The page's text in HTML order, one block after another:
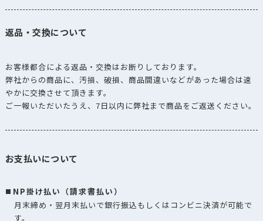
返品・交換について
お客様都合による返品・交換はお断りしております。
弊社からの商品に、汚損、破損、商品間違いなどがあった場合は速
やかに交換させて頂きます。
ご一報いただいたうえ、7日以内に弊社まで商品をご返送ください。
お支払いについて
NP掛け払い（請求書払い）
月末締め・翌月末払いで銀行振込もしくはコンビニ決済が可能で
す。